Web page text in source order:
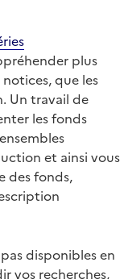
plus
que les
Un travail de
les fonds
et ainsi vous
des fonds,
disponibles en
vos recherches,